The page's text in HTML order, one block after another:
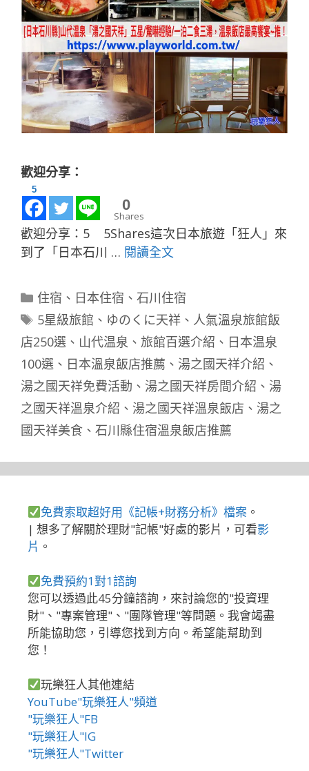
歡迎分享：
5
0
Shares
歡迎分享：5 5Shares這次日本旅遊「狂人」來
到了「日本石川 … 閱讀全文
分
類
住宿 、 日本住宿 、 石川住宿
標
籤
5星級旅館 、 ゆのくに天祥、 人氣溫泉旅館飯
店250選 、 山代温泉 、 旅館百選介紹 、 日本温泉
100選 、 日本溫泉飯店推薦 、 湯之國天祥介紹 、
湯之國天祥免費活動 、 湯之國天祥房間介紹 、 湯
之國天祥溫泉介紹 、 湯之國天祥溫泉飯店 、 湯之
國天祥美食 、 石川縣住宿溫泉飯店推薦
免費索取超好用《記帳+財務分析》檔案 。
| 想多了解關於理財"記帳"好處的影片，可看影
片 。
免費預約1對1諮詢
您可以透過此45分鐘諮詢，來討論您的"投資理
財"、"專案管理"、"團隊管理"等問題。我會竭盡
所能協助您，引導您找到方向。希望能幫助到
您！
玩樂狂人其他連結
YouTube"玩樂狂人"頻道
"玩樂狂人"FB
"玩樂狂人"IG
"玩樂狂人"Twitter